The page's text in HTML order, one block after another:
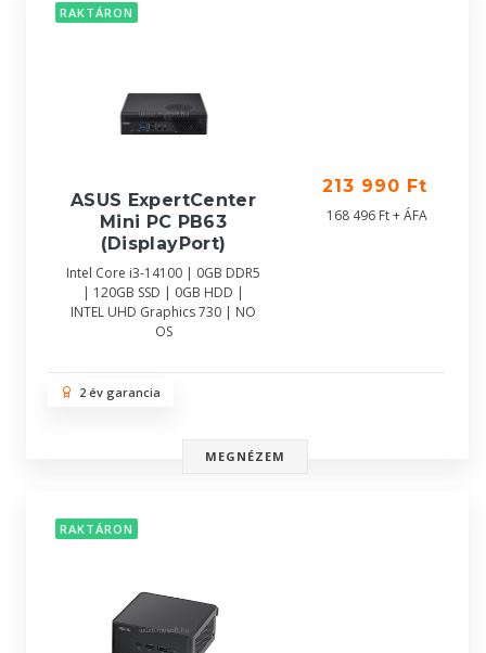
RAKTÁRON
ASUS ExpertCenter
Mini PC PB63
(DisplayPort)
Intel Core i3-14100 | 0GB DDR5
| 120GB SSD | 0GB HDD |
INTEL UHD Graphics 730 | NO
OS
213 990 Ft
168 496 Ft + ÁFA
2 év garancia
MEGNÉZEM
RAKTÁRON